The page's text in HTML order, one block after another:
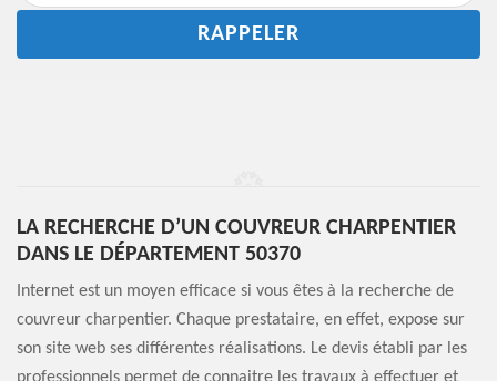
LA RECHERCHE D’UN COUVREUR CHARPENTIER
DANS LE DÉPARTEMENT 50370
Internet est un moyen efficace si vous êtes à la recherche de
couvreur charpentier. Chaque prestataire, en effet, expose sur
son site web ses différentes réalisations. Le devis établi par les